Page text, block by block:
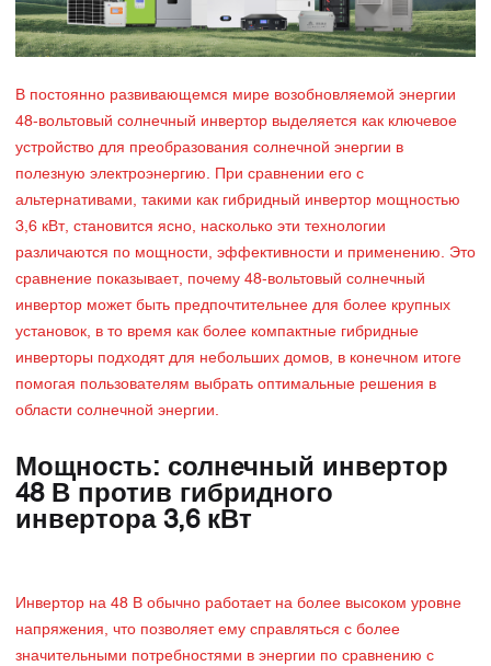
В постоянно развивающемся мире возобновляемой энергии
48-вольтовый солнечный инвертор выделяется как ключевое
устройство для преобразования солнечной энергии в
полезную электроэнергию. При сравнении его с
альтернативами, такими как гибридный инвертор мощностью
3,6 кВт, становится ясно, насколько эти технологии
различаются по мощности, эффективности и применению. Это
сравнение показывает, почему 48-вольтовый солнечный
инвертор может быть предпочтительнее для более крупных
установок, в то время как более компактные гибридные
инверторы подходят для небольших домов, в конечном итоге
помогая пользователям выбрать оптимальные решения в
области солнечной энергии.
Мощность: солнечный инвертор
48 В против гибридного
инвертора 3,6 кВт
Инвертор на 48 В обычно работает на более высоком уровне
напряжения, что позволяет ему справляться с более
значительными потребностями в энергии по сравнению с